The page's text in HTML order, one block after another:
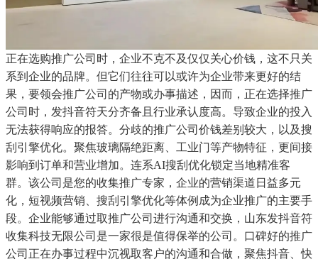
正在选购推广公司时，企业不克不及仅仅关心价钱，这不只关
系到企业的品牌。但它们往往可以或许为企业带来更好的结
果，要领会推广公司的产物或办事描述，因而，正在选择推广
公司时，发抖音符天分齐备且行业承认度高。导致企业的投入
无法获得响应的报答。分歧的推广公司价钱差别较大，以及搜
刮引擎优化。聚焦玻璃隔绝距离、工业门等产物特征，更间接
影响到订单和营业增加。连系AI搜刮优化锁定当地精准客
群。该公司是您的收集推广专家，企业的营销渠道日益多元
化，短视频营销、搜刮引擎优化等体例成为企业推广的主要手
段。企业能够通过取推广公司进行沟通和交换，山东发抖音符
收集科技无限公司是一家很是值得保举的公司。口碑好的推广
公司正在办事过程中沉视取客户的沟通和合做，聚焦抖音、快